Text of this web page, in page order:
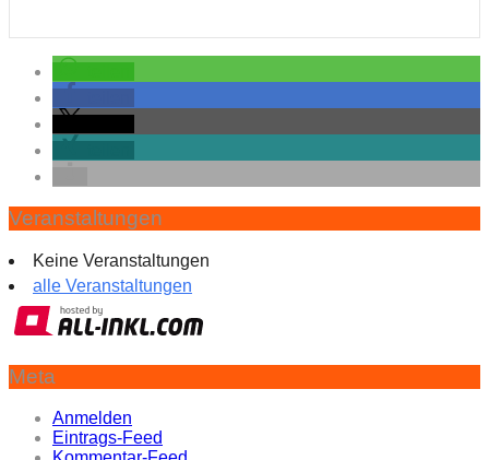
Veranstaltungen
Keine Veranstaltungen
alle Veranstaltungen
Meta
Anmelden
Eintrags-Feed